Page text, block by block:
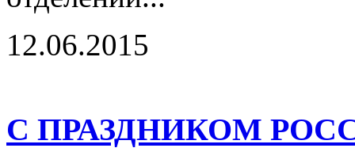
12.06.2015
С ПРАЗДНИКОМ